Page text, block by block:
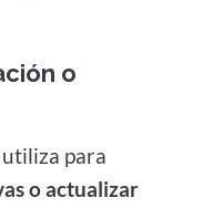
o
para
o actualizar